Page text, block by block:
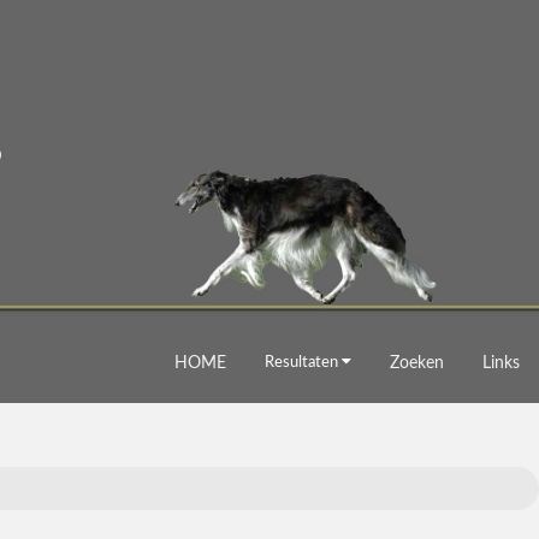
HOME Resultaten Zoeken Links